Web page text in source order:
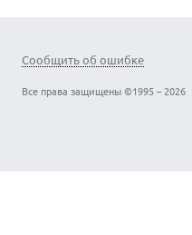
Сообщить об ошибке
Все права защищены ©1995 – 2026